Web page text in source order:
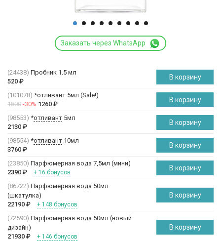
Заказать через WhatsApp
(24438) Пробник 1.5 мл
520 ₽
В корзину
(101078) *отливант 5мл (Sale!)
1800 -30% 1260 ₽
В корзину
(98553) *отливант 5мл
2130 ₽
В корзину
(98554) *отливант 10мл
3760 ₽
В корзину
(23850) Парфюмерная вода 7,5мл (мини)
2390 ₽ + 16 бонусов
В корзину
(86722) Парфюмерная вода 50мл
(шкатулка)
22190 ₽ + 148 бонусов
В корзину
(72590) Парфюмерная вода 50мл (новый
дизайн)
21930 ₽ + 146 бонусов
В корзину